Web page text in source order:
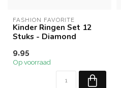
FASHION FAVORITE
Kinder Ringen Set 12
Stuks - Diamond
9,95
Op voorraad